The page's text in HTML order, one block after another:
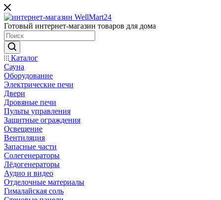
Готовый интернет-магазин товаров для дома
Каталог
Сауна
Оборудование
Электрические печи
Двери
Дровяные печи
Пульты управления
Защитные ограждения
Освещение
Вентиляция
Запасные части
Солегенераторы
Лёдогенераторы
Аудио и видео
Отделочные материалы
Гималайская соль